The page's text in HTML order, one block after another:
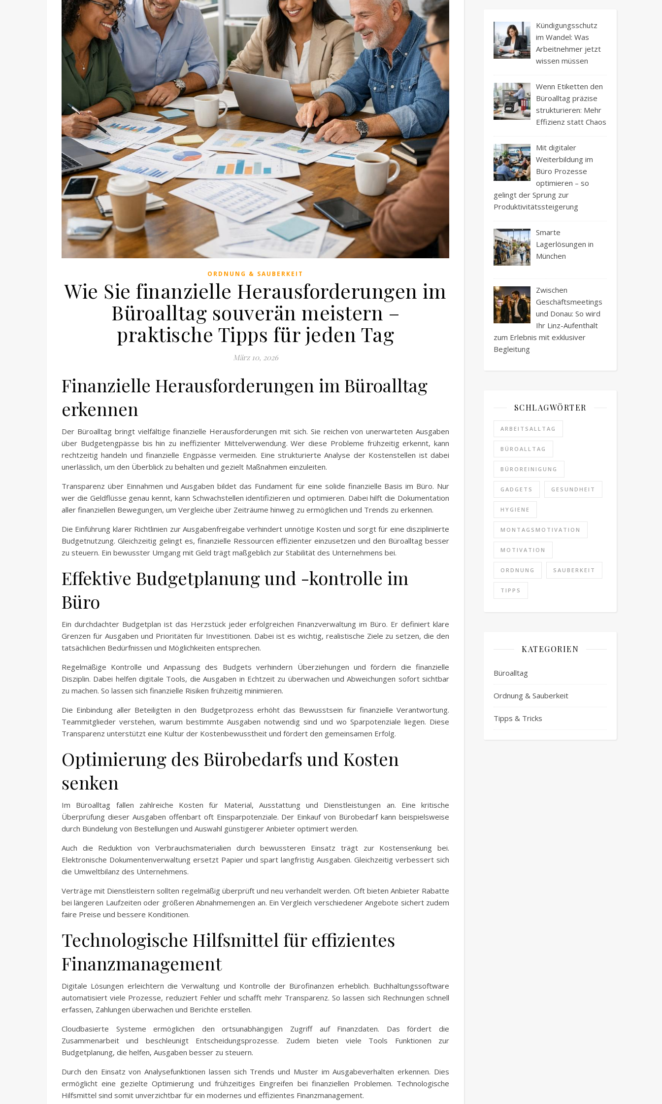
ORDNUNG & SAUBERKEIT
Wie Sie finanzielle Herausforderungen im
Büroalltag souverän meistern –
praktische Tipps für jeden Tag
März 10, 2026
Finanzielle Herausforderungen im Büroalltag
erkennen
Der Büroalltag bringt vielfältige finanzielle Herausforderungen mit sich. Sie reichen von unerwarteten Ausgaben
über Budgetengpässe bis hin zu ineffizienter Mittelverwendung. Wer diese Probleme frühzeitig erkennt, kann
rechtzeitig handeln und finanzielle Engpässe vermeiden. Eine strukturierte Analyse der Kostenstellen ist dabei
unerlässlich, um den Überblick zu behalten und gezielt Maßnahmen einzuleiten.
Transparenz über Einnahmen und Ausgaben bildet das Fundament für eine solide finanzielle Basis im Büro. Nur
wer die Geldflüsse genau kennt, kann Schwachstellen identifizieren und optimieren. Dabei hilft die Dokumentation
aller finanziellen Bewegungen, um Vergleiche über Zeiträume hinweg zu ermöglichen und Trends zu erkennen.
Die Einführung klarer Richtlinien zur Ausgabenfreigabe verhindert unnötige Kosten und sorgt für eine disziplinierte
Budgetnutzung. Gleichzeitig gelingt es, finanzielle Ressourcen effizienter einzusetzen und den Büroalltag besser
zu steuern. Ein bewusster Umgang mit Geld trägt maßgeblich zur Stabilität des Unternehmens bei.
Effektive Budgetplanung und -kontrolle im
Büro
Ein durchdachter Budgetplan ist das Herzstück jeder erfolgreichen Finanzverwaltung im Büro. Er definiert klare
Grenzen für Ausgaben und Prioritäten für Investitionen. Dabei ist es wichtig, realistische Ziele zu setzen, die den
tatsächlichen Bedürfnissen und Möglichkeiten entsprechen.
Regelmäßige Kontrolle und Anpassung des Budgets verhindern Überziehungen und fördern die finanzielle
Disziplin. Dabei helfen digitale Tools, die Ausgaben in Echtzeit zu überwachen und Abweichungen sofort sichtbar
zu machen. So lassen sich finanzielle Risiken frühzeitig minimieren.
Die Einbindung aller Beteiligten in den Budgetprozess erhöht das Bewusstsein für finanzielle Verantwortung.
Teammitglieder verstehen, warum bestimmte Ausgaben notwendig sind und wo Sparpotenziale liegen. Diese
Transparenz unterstützt eine Kultur der Kostenbewusstheit und fördert den gemeinsamen Erfolg.
Optimierung des Bürobedarfs und Kosten
senken
Im Büroalltag fallen zahlreiche Kosten für Material, Ausstattung und Dienstleistungen an. Eine kritische
Überprüfung dieser Ausgaben offenbart oft Einsparpotenziale. Der Einkauf von Bürobedarf kann beispielsweise
durch Bündelung von Bestellungen und Auswahl günstigerer Anbieter optimiert werden.
Auch die Reduktion von Verbrauchsmaterialien durch bewussteren Einsatz trägt zur Kostensenkung bei.
Elektronische Dokumentenverwaltung ersetzt Papier und spart langfristig Ausgaben. Gleichzeitig verbessert sich
die Umweltbilanz des Unternehmens.
Verträge mit Dienstleistern sollten regelmäßig überprüft und neu verhandelt werden. Oft bieten Anbieter Rabatte
bei längeren Laufzeiten oder größeren Abnahmemengen an. Ein Vergleich verschiedener Angebote sichert zudem
faire Preise und bessere Konditionen.
Technologische Hilfsmittel für effizientes
Finanzmanagement
Digitale Lösungen erleichtern die Verwaltung und Kontrolle der Bürofinanzen erheblich. Buchhaltungssoftware
automatisiert viele Prozesse, reduziert Fehler und schafft mehr Transparenz. So lassen sich Rechnungen schnell
erfassen, Zahlungen überwachen und Berichte erstellen.
Cloudbasierte Systeme ermöglichen den ortsunabhängigen Zugriff auf Finanzdaten. Das fördert die
Zusammenarbeit und beschleunigt Entscheidungsprozesse. Zudem bieten viele Tools Funktionen zur
Budgetplanung, die helfen, Ausgaben besser zu steuern.
Durch den Einsatz von Analysefunktionen lassen sich Trends und Muster im Ausgabeverhalten erkennen. Dies
ermöglicht eine gezielte Optimierung und frühzeitiges Eingreifen bei finanziellen Problemen. Technologische
Hilfsmittel sind somit unverzichtbar für ein modernes und effizientes Finanzmanagement.
Kündigungsschutz
im Wandel: Was
Arbeitnehmer jetzt
wissen müssen
Wenn Etiketten den
Büroalltag präzise
strukturieren: Mehr
Effizienz statt Chaos
Mit digitaler
Weiterbildung im
Büro Prozesse
optimieren – so
gelingt der Sprung zur
Produktivitätssteigerung
Smarte
Lagerlösungen in
München
Zwischen
Geschäftsmeetings
und Donau: So wird
Ihr Linz-Aufenthalt
zum Erlebnis mit exklusiver
Begleitung
SCHLAGWÖRTER
ARBEITSALLTAG
BÜROALLTAG
BÜROREINIGUNG
GADGETS GESUNDHEIT
HYGIENE
MONTAGSMOTIVATION
MOTIVATION
ORDNUNG SAUBERKEIT
TIPPS
KATEGORIEN
Büroalltag
Ordnung & Sauberkeit
Tipps & Tricks